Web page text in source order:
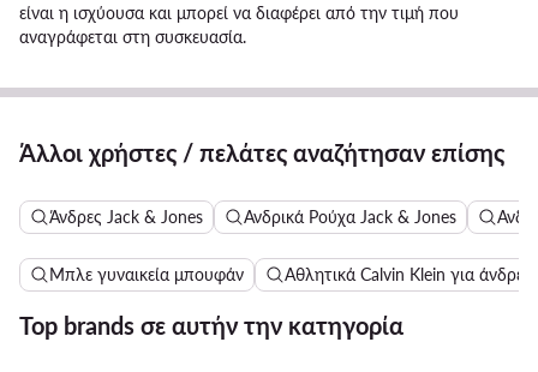
είναι η ισχύουσα και μπορεί να διαφέρει από την τιμή που
αναγράφεται στη συσκευασία.
Άλλοι χρήστες / πελάτες αναζήτησαν επίσης
Άνδρες Jack & Jones Ανδρικά Ρούχα Jack & Jones
Μπλε γυναικεία μπουφάν Αθλητικά Calvin Klein για άνδρες
Top brands σε αυτήν την κατηγορία